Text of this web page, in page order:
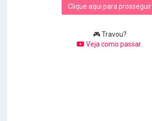
Clique aqui para prosseguir
🎮 Travou?
Veja como passar.